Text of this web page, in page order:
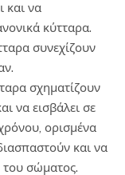
και να
κύτταρα.
συνεχίζουν
σχηματίζουν
να εισβάλει σε
ορισμένα
και να
σώματος.